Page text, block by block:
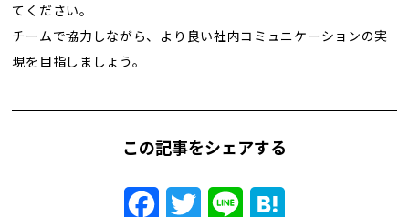
てください。
チームで協力しながら、より良い社内コミュニケーションの実
現を目指しましょう。
この記事をシェアする
FacebookTwitter Line